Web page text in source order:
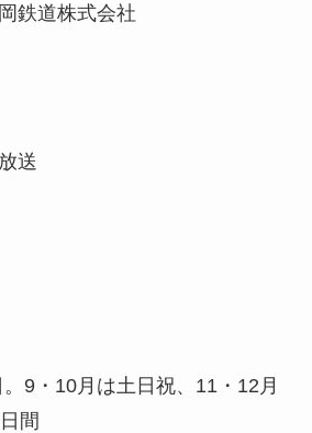
鉄道株式会社
送
9・10月は土日祝、11・12月
間